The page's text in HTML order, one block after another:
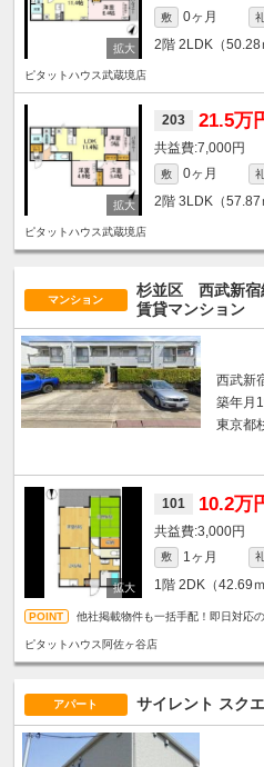
敷 0ヶ月
2階 2LDK（50.28
ピタットハウス武蔵境店
203 21.5万
7,000円
敷 0ヶ月
2階 3LDK（57.87
ピタットハウス武蔵境店
マンション
杉並区 西武新
賃貸マンション
西武新
築年月
東京都
101 10.2万
3,000円
敷 1ヶ月
1階 2DK（42.69ｍ
他社掲載物件も一括手配！即日対応
ピタットハウス阿佐ヶ谷店
アパート サイレント スク